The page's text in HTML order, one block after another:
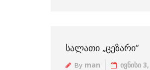
ᲡᲐᲚᲐᲗᲘ „ᲪᲔᲖᲐᲠᲘ“
By man ივნისი